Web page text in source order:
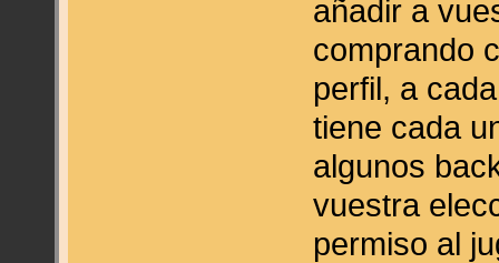
añadir a
comprando
perfil, a
tiene cada
algunos
vuestra
permiso al